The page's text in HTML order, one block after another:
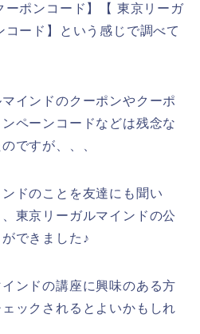
ーポンコード】【 東京リーガ
コード】という感じで調べて
インドのクーポンやクーポ
ペーンコードなどは残念な
ですが、、、
ドのことを友達にも聞い
東京リーガルマインドの公
できました♪
ンドの講座に興味のある方
ックされるとよいかもしれ